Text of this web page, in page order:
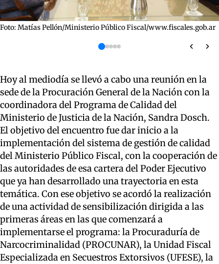
Foto: Matías Pellón/Ministerio Público Fiscal/www.fiscales.gob.ar
Hoy al mediodía se llevó a cabo una reunión en la
sede de la Procuración General de la Nación con la
coordinadora del Programa de Calidad del
Ministerio de Justicia de la Nación, Sandra Dosch.
El objetivo del encuentro fue dar inicio a la
implementación del sistema de gestión de calidad
del Ministerio Público Fiscal, con la cooperación de
las autoridades de esa cartera del Poder Ejecutivo
que ya han desarrollado una trayectoria en esta
temática. Con ese objetivo se acordó la realización
de una actividad de sensibilización dirigida a las
primeras áreas en las que comenzará a
implementarse el programa: la Procuraduría de
Narcocriminalidad (PROCUNAR), la Unidad Fiscal
Especializada en Secuestros Extorsivos (UFESE), la